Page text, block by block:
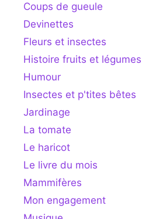
Coups de gueule
Devinettes
Fleurs et insectes
Histoire fruits et légumes
Humour
Insectes et p'tites bêtes
Jardinage
La tomate
Le haricot
Le livre du mois
Mammifères
Mon engagement